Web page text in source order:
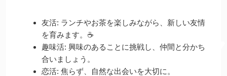
友活: ランチやお茶を楽しみながら、新しい友情
を育みます。☕
趣味活: 興味のあることに挑戦し、仲間と分かち
合いましょう。
恋活: 焦らず、自然な出会いを大切に。